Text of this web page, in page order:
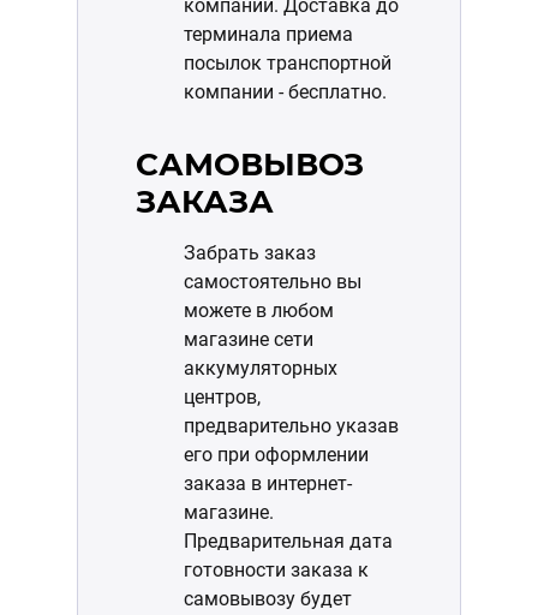
компании. Доставка до
терминала приема
посылок транспортной
компании - бесплатно.
САМОВЫВОЗ
ЗАКАЗА
Забрать заказ
самостоятельно вы
можете в любом
магазине сети
аккумуляторных
центров,
предварительно указав
его при оформлении
заказа в интернет-
магазине.
Предварительная дата
готовности заказа к
самовывозу будет